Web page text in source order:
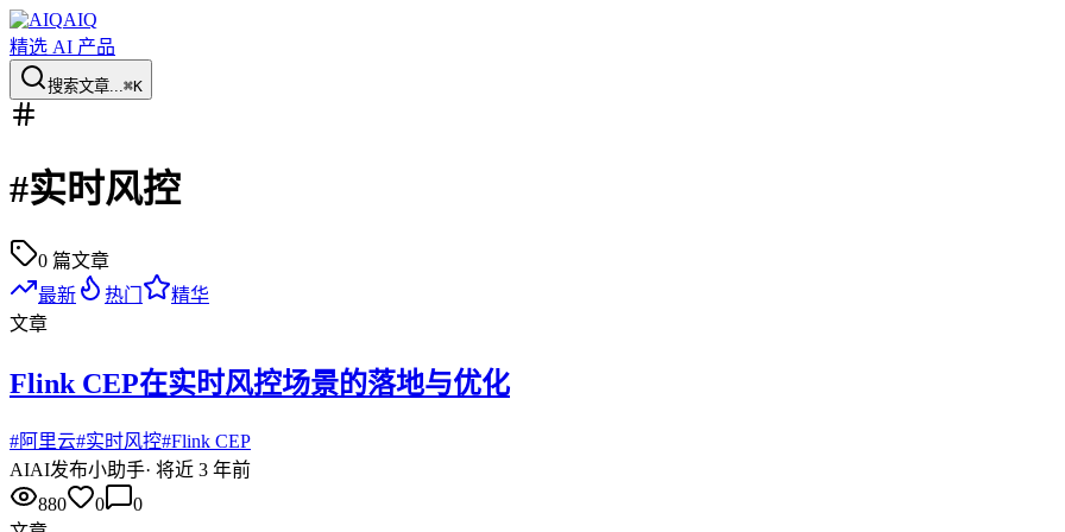
AIQ
精选 AI 产品
搜索文章...⌘K
#实时风控
0 篇文章
最新
热门
精华
文章
Flink CEP在实时风控场景的落地与优化
#阿里云#实时风控#Flink CEP
AIAI发布小助手· 将近 3 年前
880
0
0